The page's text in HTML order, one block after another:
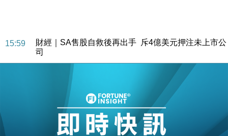
15:59
財經｜SA售股自救後再出手 斥4億美元押注未上市公
司
財經｜精星香港夥菜鳥拓全球智慧倉儲市場 加快海外
地產｜大酒店中期轉賺2300萬元 斥21億翻新香港及
國際｜特朗普赴洛杉磯高球場活動前 男子攜槍彈被捕